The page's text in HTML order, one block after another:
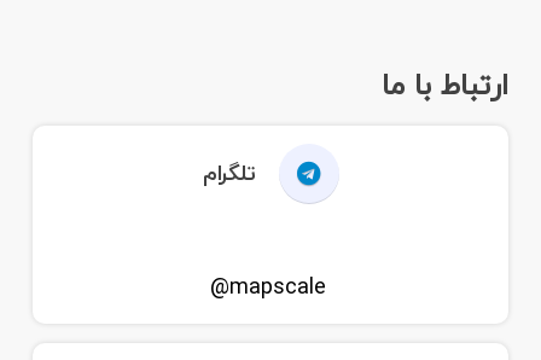
ارتباط با ما
تلگرام
mapscale@